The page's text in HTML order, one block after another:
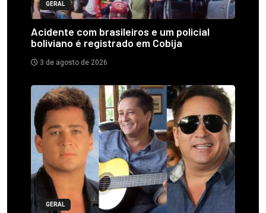
GERAL
Acidente com brasileiros e um policial
boliviano é registrado em Cobija
3 de agosto de 2026
GERAL